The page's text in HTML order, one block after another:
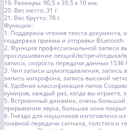
19. Размеры: 90,5 х 39,5 х 10 мм.
20. Вес нетто: 31 г
21. Вес брутто: 78 г.
Функции:
1. Поддержка чтения текста документа,
поддержка приема и отправки Bluetooth
2. Функция профессиональной записи
прослушивание лекций/встреч/отдыха/
записи, скорость передачи данных 1536
3. Чип записи шумоподавления, запись
запись микрофона, запись высокой
4. Удобная классификация папок
кумиров, каждый раз, когда вы
5. Встроенный динамик, очень
прерывания звука, большая зона
6. Гнездо для наушников изготовлено
плавной передачи сигнала, толстого и